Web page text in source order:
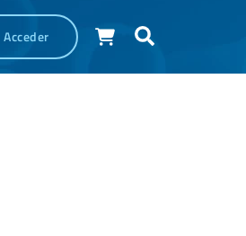
CartBuscar
Acceder